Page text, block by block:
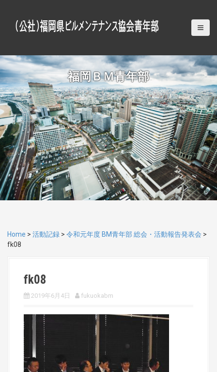
o
c
o
n
t
e
n
t
福岡ＢＭ青年部
Home > 活動記録 > 令和元年度 BM青年部 総会・活動報告発表会 >
fk08
fk08
2019年6月4日 fukuokabm